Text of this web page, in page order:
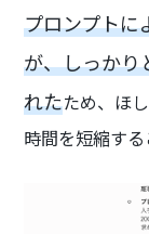
プロンプトに
が、しっかり
れたため、ほ
時間を短縮する